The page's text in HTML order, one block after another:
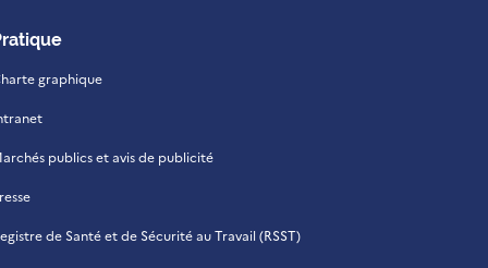
graphique
publics et avis de publicité
de Santé et de Sécurité au Travail (RSST)